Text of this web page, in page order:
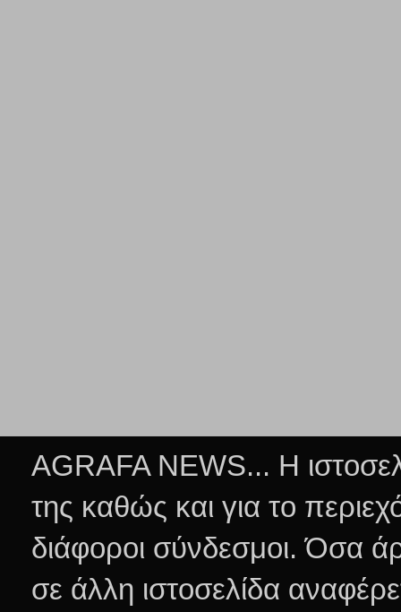
AGRAFA NEWS... Η
της καθώς και για το
διάφοροι σύνδεσμοι.Όσα
σε άλλη ιστοσελίδα